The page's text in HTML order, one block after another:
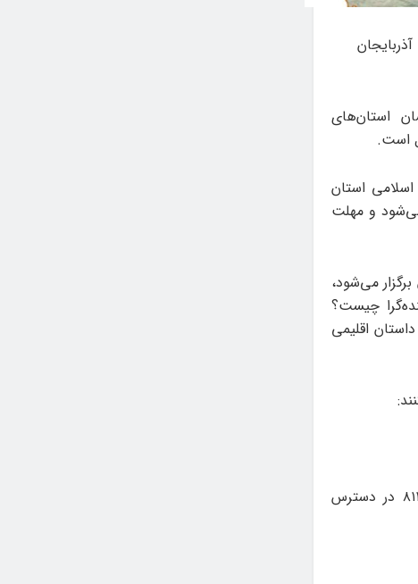
استان‌های
است.
استان
می‌شود و مهلت
می‌شود،
چیست؟
اقلیمی
همچنین برای کسب اطلاعات بیشتر نیز شماره تماس ۰۲۱۹۱۰۰۶۳۶۳ داخلی ۸۱۱ در دسترس